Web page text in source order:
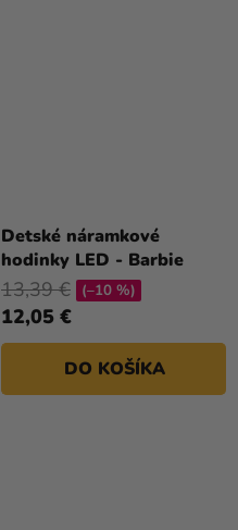
Detské náramkové
hodinky LED - Barbie
12,05 €
13,39 € (–10 %)
DO KOŠÍKA